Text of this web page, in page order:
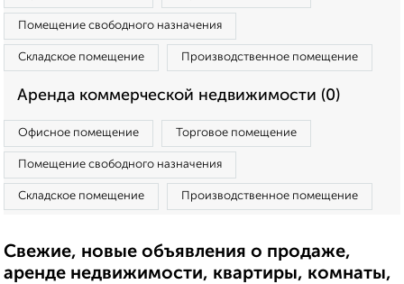
Помещение свободного назначения
Складское помещение Производственное помещение
Аренда коммерческой недвижимости (0)
Офисное помещение Торговое помещение
Помещение свободного назначения
Складское помещение Производственное помещение
Свежие, новые объявления о продаже,
аренде недвижимости, квартиры, комнаты,